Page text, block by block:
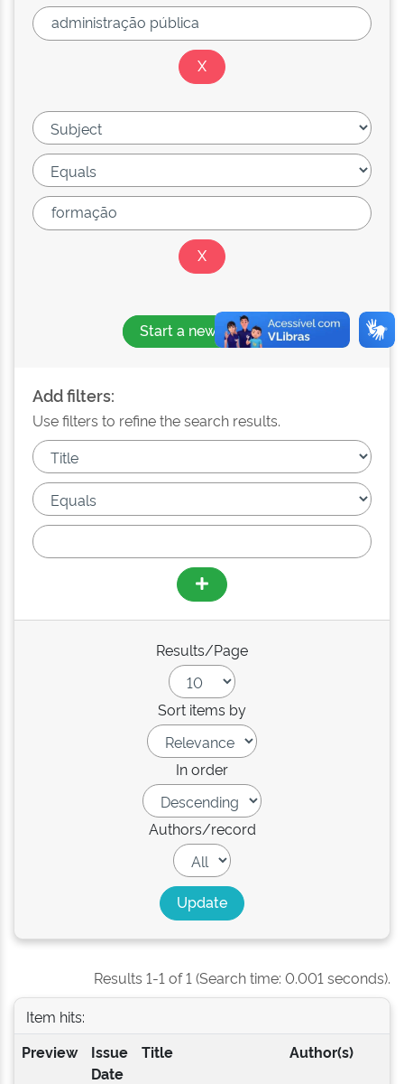
Start a new search
Add filters:
Use filters to refine the search results.
Results/Page
Sort items by
In order
Authors/record
Results 1-1 of 1 (Search time: 0.001 seconds).
Item hits:
Preview
Issue
Date
Title Author(s)